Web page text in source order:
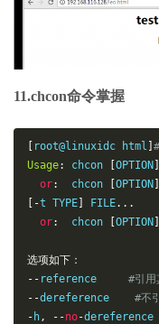
11.chcon命令掌握
[ root@linuxidc html ]
Usage: chcon [OPTION
or:
  chcon
[OPTION
[-t TYPE] FILE...
or:
  chcon
[OPTION
选项如下：
-- reference #引用
--dereference #不
- h , --no-